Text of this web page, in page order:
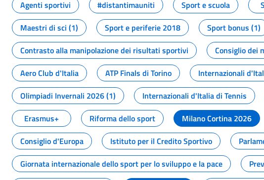
Agenti sportivi
#distantimauniti Sport e scuola
Maestri di sci (1)
Sport e periferie 2018 Sport bonus (1)
Contrasto alla manipolazione dei risultati sportivi
Consiglio dei
Aero Club d'Italia
ATP Finals di Torino Internazionali
Olimpiadi Invernali 2026 (1)
Internazionali d'Italia di Tennis
Erasmus+
Riforma dello sport Milano Cortina 2026
Consiglio d'Europa
Istituto per il Credito Sportivo
Giornata internazionale dello sport per lo sviluppo e la pace